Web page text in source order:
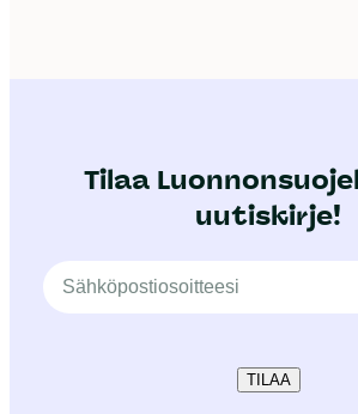
Tilaa
uutiskirje!
TILAA